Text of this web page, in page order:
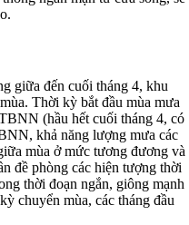
giữa đến cuối tháng 4, khu
Thời kỳ bắt đầu mùa mưa
(hầu hết cuối tháng 4, có
khả năng lượng mưa các
mùa ở mức tương đương và
đề phòng các hiện tượng thời
thời đoạn ngắn, giông mạnh
chuyển mùa, các tháng đầu